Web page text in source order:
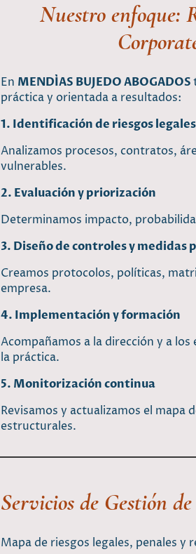
Nuestro enfoque:
En MENDÍAS BUJEDO ABOGADOS
práctica y orientada a resultados:
1. Identificación de riesgos legales
Analizamos procesos, contratos,
vulnerables.
2. Evaluación y priorización
Determinamos impacto,
3. Diseño de controles y medidas
Creamos protocolos, políticas,
empresa.
4. Implementación y formación
Acompañamos a la dirección y a
la práctica.
5. Monitorización continua
Revisamos y actualizamos el mapa
estructurales.
Servicios de Gestión
Mapa de riesgos legales, penales y